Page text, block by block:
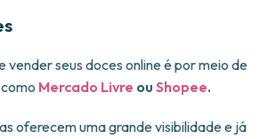
vender seus doces online é por meio de
Mercado Livre ou Shopee.
oferecem uma grande visibilidade e já